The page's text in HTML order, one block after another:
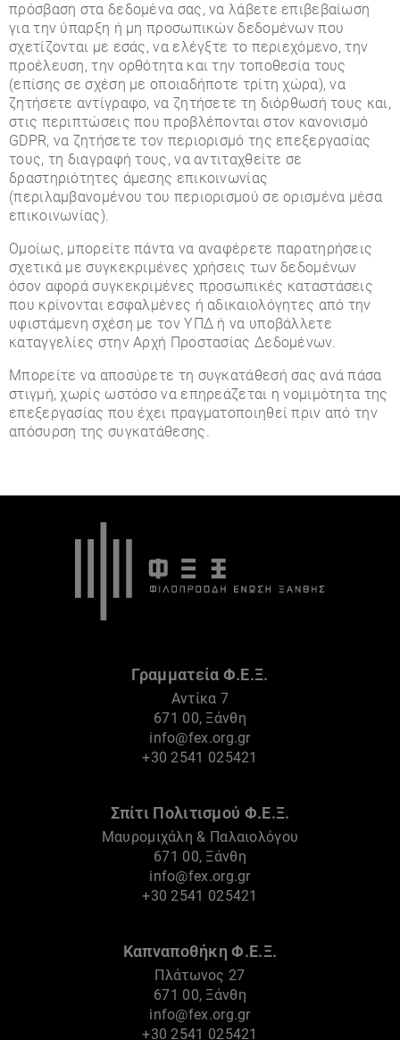
πρόσβαση στα δεδομένα σας, να λάβετε επιβεβαίωση
για την ύπαρξη ή μη προσωπικών δεδομένων που
σχετίζονται με εσάς, να ελέγξτε το περιεχόμενο, την
προέλευση, την ορθότητα και την τοποθεσία τους
(επίσης σε σχέση με οποιαδήποτε τρίτη χώρα), να
ζητήσετε αντίγραφο, να ζητήσετε τη διόρθωσή τους και,
στις περιπτώσεις που προβλέπονται στον κανονισμό
GDPR, να ζητήσετε τον περιορισμό της επεξεργασίας
τους, τη διαγραφή τους, να αντιταχθείτε σε
δραστηριότητες άμεσης επικοινωνίας
(περιλαμβανομένου του περιορισμού σε ορισμένα μέσα
επικοινωνίας).
Ομοίως, μπορείτε πάντα να αναφέρετε παρατηρήσεις
σχετικά με συγκεκριμένες χρήσεις των δεδομένων
όσον αφορά συγκεκριμένες προσωπικές καταστάσεις
που κρίνονται εσφαλμένες ή αδικαιολόγητες από την
υφιστάμενη σχέση με τον ΥΠΔ ή να υποβάλλετε
καταγγελίες στην Αρχή Προστασίας Δεδομένων.
Μπορείτε να αποσύρετε τη συγκατάθεσή σας ανά πάσα
στιγμή, χωρίς ωστόσο να επηρεάζεται η νομιμότητα της
επεξεργασίας που έχει πραγματοποιηθεί πριν από την
απόσυρση της συγκατάθεσης.
Γραμματεία Φ.Ε.Ξ.
Αντίκα 7
671 00, Ξάνθη
info@fex.org.gr
+30 2541 025421
Σπίτι Πολιτισμού Φ.Ε.Ξ.
Μαυρομιχάλη & Παλαιολόγου
671 00, Ξάνθη
info@fex.org.gr
+30 2541 025421
Καπναποθήκη Φ.Ε.Ξ.
Πλάτωνος 27
671 00, Ξάνθη
info@fex.org.gr
+30 2541 025421